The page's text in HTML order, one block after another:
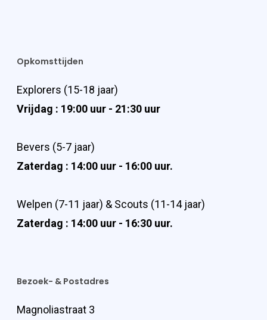
Opkomsttijden
Explorers (15-18 jaar)
Vrijdag : 19:00 uur - 21:30 uur
Bevers (5-7 jaar)
Zaterdag : 14:00 uur - 16:00 uur.
Welpen (7-11 jaar) & Scouts (11-14 jaar)
Zaterdag : 14:00 uur - 16:30 uur.
Bezoek- & Postadres
Magnoliastraat 3